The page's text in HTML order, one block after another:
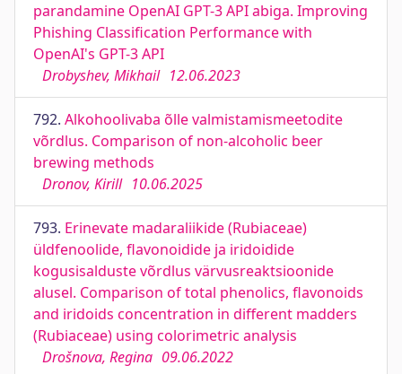
parandamine OpenAI GPT-3 API abiga. Improving
Phishing Classification Performance with
OpenAI's GPT-3 API
Drobyshev, Mikhail 12.06.2023
792. Alkohoolivaba õlle valmistamismeetodite
võrdlus. Comparison of non-alcoholic beer
brewing methods
Dronov, Kirill 10.06.2025
793. Erinevate madaraliikide (Rubiaceae)
üldfenoolide, flavonoidide ja iridoidide
kogusisalduste võrdlus värvusreaktsioonide
alusel. Comparison of total phenolics, flavonoids
and iridoids concentration in different madders
(Rubiaceae) using colorimetric analysis
Drošnova, Regina 09.06.2022